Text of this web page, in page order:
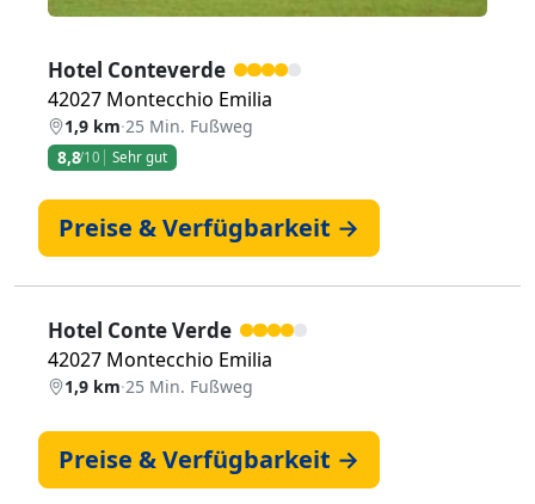
Hotel Conteverde
42027 Montecchio Emilia
1,9 km·25 Min. Fußweg
8,8/10 Sehr gut
Preise & Verfügbarkeit →
Hotel Conte Verde
42027 Montecchio Emilia
1,9 km·25 Min. Fußweg
Preise & Verfügbarkeit →